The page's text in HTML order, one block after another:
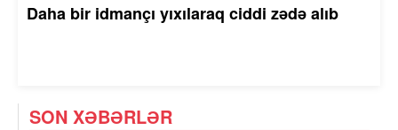
Daha bir idmançı yıxılaraq ciddi zədə alıb
SON XƏBƏRLƏR